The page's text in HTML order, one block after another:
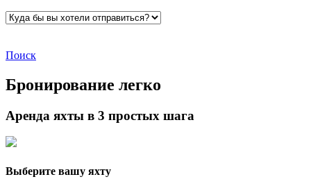
Поиск
Бронирование легко
Аренда яхты в 3 простых шага
Выберите вашу яхту